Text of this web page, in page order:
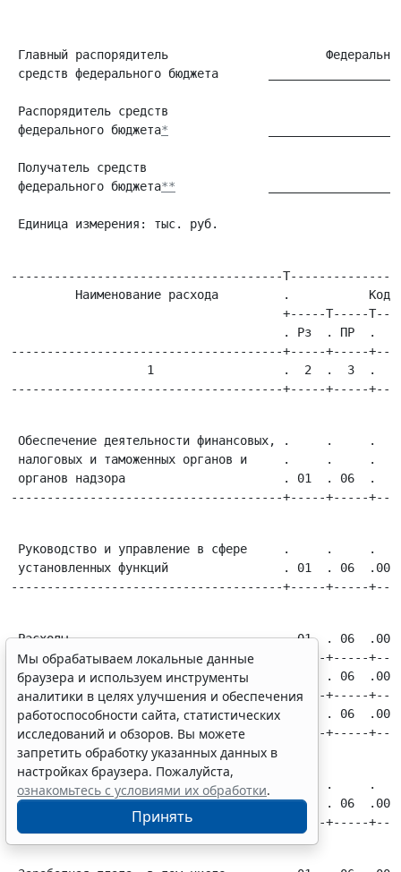
Главный распорядитель
средств федерального бюджета
Распорядитель средств
федерального бюджета*
Получатель средств
федерального бюджета**
Единица измерения: тыс. руб.
--------------------------------------
Наименование расхода         .           Код
+-----T-----
. Рз  . ПР  .
--------------------------------------+-----+-----
1                  .  2  .  3  .
Обеспечение деятельности финансовых,
налоговых и таможенных органов и     .
органов надзора                      . 01  .
Руководство и управление в сфере     .
установленных функций                . 01  .
Расходы                              . 01  . 06
--------------------------------------+-----+-----
Центральный аппарат                  . 01  .
--------------------------------------+-----+-----
Территориальные органы               . 01  .
Оплата труда и начисления на оплату
труда                                . 01  . 06
Мы обрабатываем локальные данные
браузера и используем инструменты
аналитики в целях улучшения и обеспечения
работоспособности сайта, статистических
исследований и обзоров. Вы можете
запретить обработку указанных данных в
настройках браузера. Пожалуйста,
ознакомьтесь с условиями их обработки.
Принять